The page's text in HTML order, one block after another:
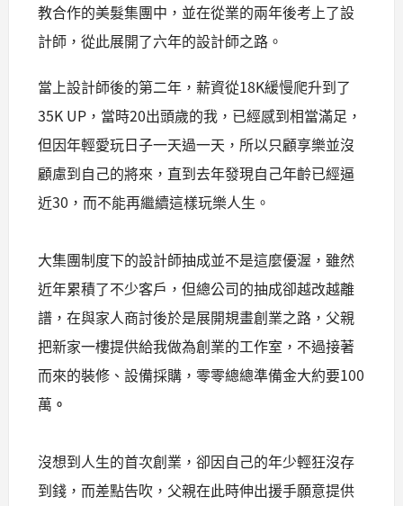
教合作的美髮集團中，並在從業的兩年後考上了設
計師，從此展開了六年的設計師之路。
當上設計師後的第二年，薪資從18K緩慢爬升到了
35K UP，當時20出頭歲的我，已經感到相當滿足，
但因年輕愛玩日子一天過一天，所以只顧享樂並沒
顧慮到自己的將來，直到去年發現自己年齡已經逼
近30，而不能再繼續這樣玩樂人生。
大集團制度下的設計師抽成並不是這麼優渥，雖然
近年累積了不少客戶，但總公司的抽成卻越改越離
譜，在與家人商討後於是展開規畫創業之路，父親
把新家一樓提供給我做為創業的工作室，不過接著
而來的裝修、設備採購，零零總總準備金大約要100
萬 。
沒想到人生的首次創業，卻因自己的年少輕狂沒存
到錢，而差點告吹，父親在此時伸出援手願意提供